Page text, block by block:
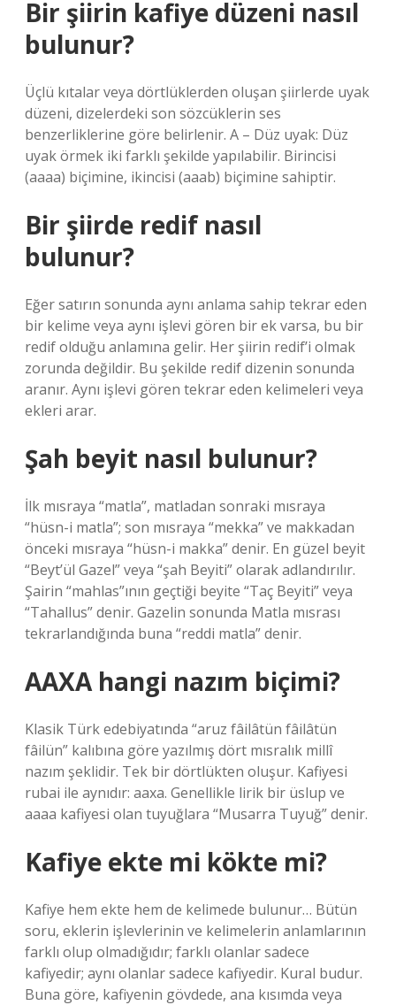
Bir şiirin kafiye düzeni nasıl
bulunur?
Üçlü kıtalar veya dörtlüklerden oluşan şiirlerde uyak
düzeni, dizelerdeki son sözcüklerin ses
benzerliklerine göre belirlenir. A – Düz uyak: Düz
uyak örmek iki farklı şekilde yapılabilir. Birincisi
(aaaa) biçimine, ikincisi (aaab) biçimine sahiptir.
Bir şiirde redif nasıl
bulunur?
Eğer satırın sonunda aynı anlama sahip tekrar eden
bir kelime veya aynı işlevi gören bir ek varsa, bu bir
redif olduğu anlamına gelir. Her şiirin redif’i olmak
zorunda değildir. Bu şekilde redif dizenin sonunda
aranır. Aynı işlevi gören tekrar eden kelimeleri veya
ekleri arar.
Şah beyit nasıl bulunur?
İlk mısraya “matla”, matladan sonraki mısraya
“hüsn-i matla”; son mısraya “mekka” ve makkadan
önceki mısraya “hüsn-i makka” denir. En güzel beyit
“Beyt’ül Gazel” veya “şah Beyiti” olarak adlandırılır.
Şairin “mahlas”ının geçtiği beyite “Taç Beyiti” veya
“Tahallus” denir. Gazelin sonunda Matla mısrası
tekrarlandığında buna “reddi matla” denir.
AAXA hangi nazım biçimi?
Klasik Türk edebiyatında “aruz fâilâtün fâilâtün
fâilün” kalıbına göre yazılmış dört mısralık millî
nazım şeklidir. Tek bir dörtlükten oluşur. Kafiyesi
rubai ile aynıdır: aaxa. Genellikle lirik bir üslup ve
aaaa kafiyesi olan tuyuğlara “Musarra Tuyuğ” denir.
Kafiye ekte mi kökte mi?
Kafiye hem ekte hem de kelimede bulunur… Bütün
soru, eklerin işlevlerinin ve kelimelerin anlamlarının
farklı olup olmadığıdır; farklı olanlar sadece
kafiyedir; aynı olanlar sadece kafiyedir. Kural budur.
Buna göre, kafiyenin gövdede, ana kısımda veya